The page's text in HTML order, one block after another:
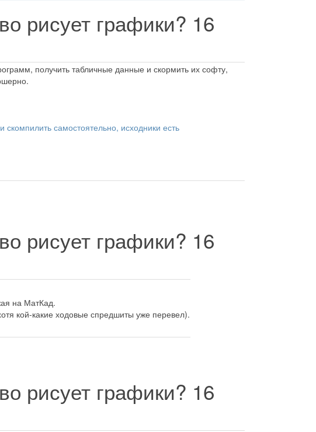
рисует графики? 16
получить табличные данные и скормить их софту,
самостоятельно, исходники есть
рисует графики? 16
на МатКад.
кой-какие ходовые спредшиты уже перевел).
рисует графики? 16